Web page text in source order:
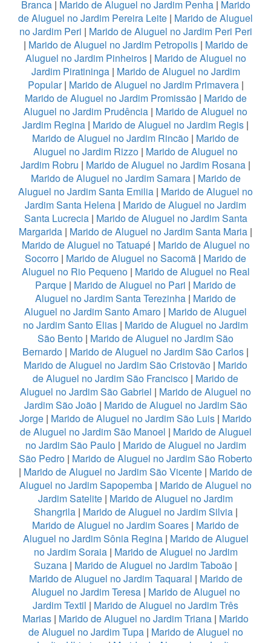
Branca| Marido de Aluguel no Jardim Penha| Marido
de Aluguel no Jardim Pereira Leite | Marido de Aluguel
no Jardim Peri | Marido de Aluguel no Jardim Peri Peri
| Marido de Aluguel no Jardim Petropolis| Marido de
Aluguel no Jardim Pinheiros| Marido de Aluguel no
Jardim Piratininga| Marido de Aluguel no Jardim
Popular| Marido de Aluguel no Jardim Primavera|
Marido de Aluguel no Jardim Promissão| Marido de
Aluguel no Jardim Prudência | Marido de Aluguel no
Jardim Regina | Marido de Aluguel no Jardim Regis |
Marido de Aluguel no Jardim Rincão | Marido de
Aluguel no Jardim Rizzo | Marido de Aluguel no
Jardim Robru | Marido de Aluguel no Jardim Rosana |
Marido de Aluguel no Jardim Samara| Marido de
Aluguel no Jardim Santa Emilia | Marido de Aluguel no
Jardim Santa Helena | Marido de Aluguel no Jardim
Santa Lucrecia| Marido de Aluguel no Jardim Santa
Margarida | Marido de Aluguel no Jardim Santa Maria |
Marido de Aluguel no Tatuapé| Marido de Aluguel no
Socorro | Marido de Aluguel no Sacomã | Marido de
Aluguel no Rio Pequeno| Marido de Aluguel no Real
Parque | Marido de Aluguel no Pari | Marido de
Aluguel no Jardim Santa Terezinha | Marido de
Aluguel no Jardim Santo Amaro | Marido de Aluguel
no Jardim Santo Elias | Marido de Aluguel no Jardim
São Bento | Marido de Aluguel no Jardim São
Bernardo | Marido de Aluguel no Jardim São Carlos |
Marido de Aluguel no Jardim São Cristovão | Marido
de Aluguel no Jardim São Francisco | Marido de
Aluguel no Jardim São Gabriel | Marido de Aluguel no
Jardim São João| Marido de Aluguel no Jardim São
Jorge | Marido de Aluguel no Jardim São Luis | Marido
de Aluguel no Jardim São Manoel | Marido de Aluguel
no Jardim São Paulo| Marido de Aluguel no Jardim
São Pedro | Marido de Aluguel no Jardim São Roberto
| Marido de Aluguel no Jardim São Vicente | Marido de
Aluguel no Jardim Sapopemba | Marido de Aluguel no
Jardim Satelite | Marido de Aluguel no Jardim
Shangrila| Marido de Aluguel no Jardim Silvia|
Marido de Aluguel no Jardim Soares | Marido de
Aluguel no Jardim Sônia Regina| Marido de Aluguel
no Jardim Soraia| Marido de Aluguel no Jardim
Suzana | Marido de Aluguel no Jardim Taboão |
Marido de Aluguel no Jardim Taquaral | Marido de
Aluguel no Jardim Teresa| Marido de Aluguel no
Jardim Textil | Marido de Aluguel no Jardim Três
Marias | Marido de Aluguel no Jardim Triana | Marido
de Aluguel no Jardim Tupa| Marido de Aluguel no